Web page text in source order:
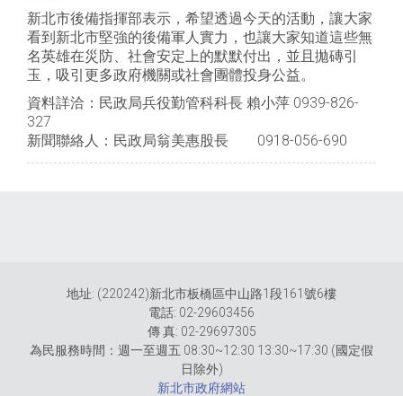
新北市後備指揮部表示，希望透過今天的活動，讓大家
看到新北市堅強的後備軍人實力，也讓大家知道這些無
名英雄在災防、社會安定上的默默付出，並且拋磚引
玉，吸引更多政府機關或社會團體投身公益。
資料詳洽：民政局兵役勤管科科長 賴小萍 0939-826-
327
新聞聯絡人：民政局翁美惠股長 0918-056-690
地址: (220242)新北市板橋區中山路1段161號6樓
電話: 02-29603456
傳 真: 02-29697305
為民服務時間：週一至週五 08:30~12:30 13:30~17:30 (國定假
日除外)
新北市政府網站